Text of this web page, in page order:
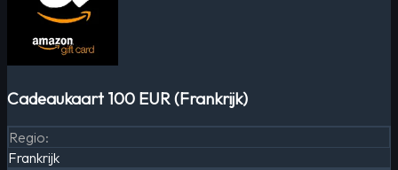
Cadeaukaart 100 EUR (Frankrijk)
Regio:
Frankrijk